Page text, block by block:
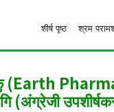
शीर्ष पृष्ठ श्रम
(Earth
(अंग्रेजी